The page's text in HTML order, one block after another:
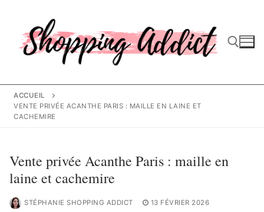
contenu
ACCUEIL
VENTE PRIVÉE ACANTHE PARIS : MAILLE EN LAINE ET
CACHEMIRE
Vente privée Acanthe Paris : maille en
laine et cachemire
STÉPHANIE SHOPPING ADDICT 13 FÉVRIER 2026